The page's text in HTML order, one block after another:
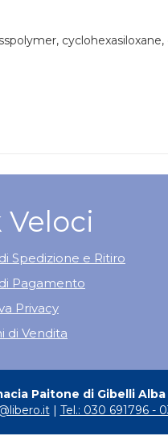
Veloci
Spedizione e Ritiro
Pagamento
Privacy
di Vendita
Paitone di Gibelli
| Tel.: 030 691796 -